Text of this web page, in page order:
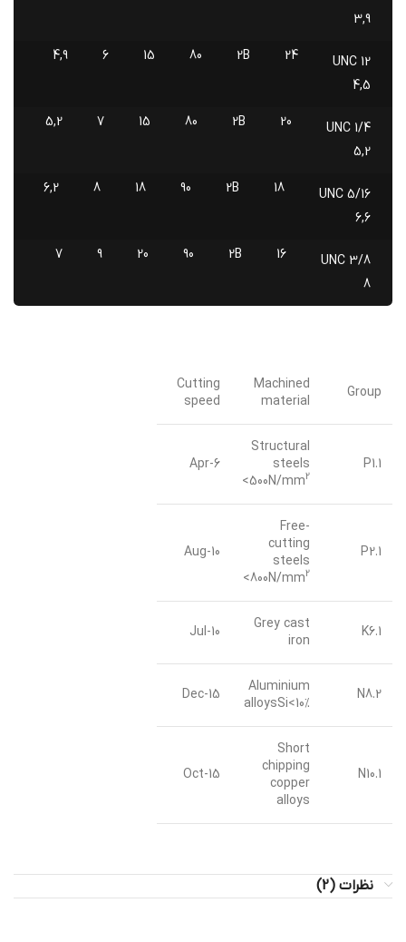
3,9
UNC 12
24
2B
80
15
6
4,9
4,5
UNC 1/4
20
2B
80
15
7
5,2
5,2
UNC 5/16
18
2B
90
18
8
6,2
6,6
UNC 3/8
16
2B
90
20
9
7
8
Group
Machined
material
Cutting
speed
P1.1
Structural
steels
<500N/mm2
6-Apr
P2.1
Free-
cutting
steels
<800N/mm2
10-Aug
K6.1
Grey cast
iron
10-Jul
N8.2
Aluminium
alloysSi<10%
15-Dec
N10.1
Short
chipping
copper
alloys
15-Oct
نظرات (2)